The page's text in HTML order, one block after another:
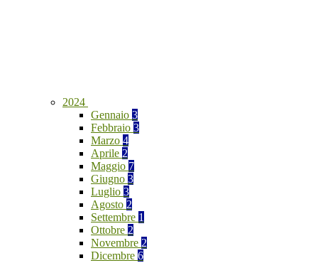
2024
Gennaio 3
Febbraio 3
Marzo 4
Aprile 2
Maggio 7
Giugno 3
Luglio 3
Agosto 2
Settembre 1
Ottobre 2
Novembre 2
Dicembre 6